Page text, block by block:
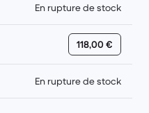
En rupture de stock
118,00 €
En rupture de stock